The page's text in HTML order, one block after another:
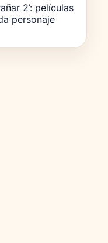
2’: películas
personaje